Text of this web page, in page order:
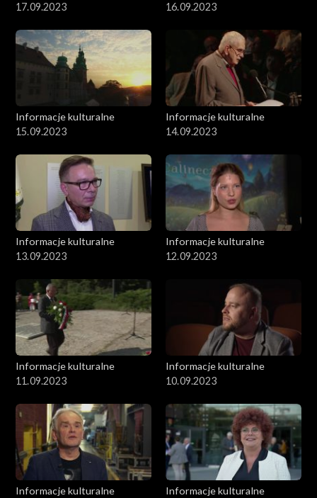
17.09.2023
16.09.2023
Informacje kulturalne
15.09.2023
Informacje kulturalne
14.09.2023
Informacje kulturalne
13.09.2023
Informacje kulturalne
12.09.2023
Informacje kulturalne
11.09.2023
Informacje kulturalne
10.09.2023
Informacje kulturalne
Informacje kulturalne